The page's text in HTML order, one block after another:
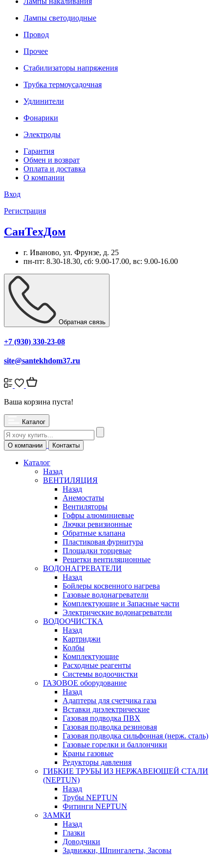
Лампы светодиодные
Провод
Прочее
Стабилизаторы напряжения
Трубка термоусадочная
Удлинители
Фонарики
Электроды
Гарантия
Обмен и возврат
Оплата и доставка
О компании
Вход
Регистрация
СанТехДом
г. Иваново, ул. Фрунзе, д. 25
пн-пт: 8.30-18.30, сб: 9.00-17.00, вс: 9.00-16.00
Обратная связь
+7 (930) 330-23-08
site@santekhdom37.ru
Ваша корзина пуста!
Каталог
О компании Контакты
Каталог
Назад
ВЕНТИЛЯЦИЯ
Назад
Анемостаты
Вентиляторы
Гофры алюминиевые
Лючки ревизионные
Обратные клапана
Пластиковая фурнитура
Площадки торцевые
Решетки вентиляционные
ВОДОНАГРЕВАТЕЛИ
Назад
Бойлеры косвенного нагрева
Газовые водонагреватели
Комплектующие и Запасные части
Электрические водонагреватели
ВОДООЧИСТКА
Назад
Картриджи
Колбы
Комплектующие
Расходные реагенты
Системы водоочистки
ГАЗОВОЕ оборудование
Назад
Адаптеры для счетчика газа
Вставки диэлектрические
Газовая подводка ПВХ
Газовая подводка резиновая
Газовая подводка сильфонная (нерж. сталь)
Газовые горелки и баллончики
Краны газовые
Редукторы давления
ГИБКИЕ ТРУБЫ ИЗ НЕРЖАВЕЮЩЕЙ СТАЛИ
(NEPTUN)
Назад
Трубы NEPTUN
Фитинги NEPTUN
ЗАМКИ
Назад
Глазки
Доводчики
Задвижки, Шпингалеты, Засовы